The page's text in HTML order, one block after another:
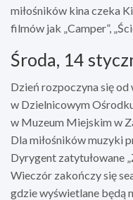
miłośników kina czeka
filmów jak „Camper”,
Środa, 14
Dzień rozpoczyna się
w Dzielnicowym
w Muzeum Miejskim w
Dla miłośników muzyki
Dyrygent zatytułowane
Wieczór zakończy się
gdzie wyświetlane będą